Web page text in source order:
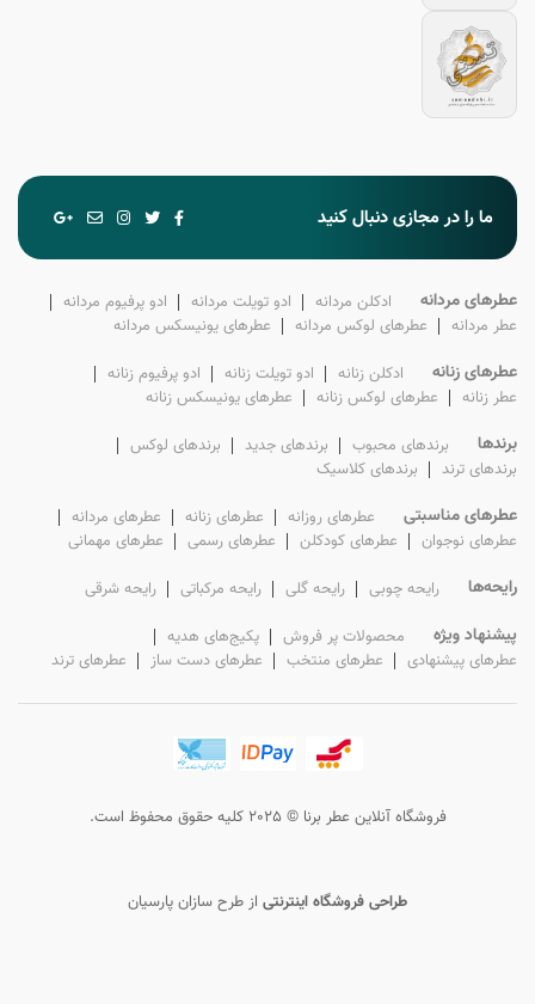
ما را در مجازی دنبال کنید
عطرهای مردانه ادکلن‌ مردانه ادو تویلت‌ مردانه
ادو پرفیوم‌ مردانه
عطر‌ مردانه
عطرهای لوکس‌ مردانه عطرهای یونیسکس مردانه
عطرهای زنانه ادکلن‌ زنانه ادو تویلت‌ زنانه
ادو پرفیوم‌ زنانه
عطر‌ زنانه
عطرهای لوکس‌ زنانه عطرهای یونیسکس زنانه
برندها برندهای محبوب برندهای جدید
برندهای لوکس
برندهای ترند
برندهای کلاسیک
عطرهای مناسبتی عطرهای روزانه عطرهای زنانه
عطرهای مردانه
عطرهای نوجوان
عطرهای کودکلن عطرهای رسمی عطرهای مهمانی
رایحه‌ها رایحه چوبی رایحه گلی رایحه مرکباتی رایحه شرقی
پیشنهاد ویژه محصولات پر فروش
پکیج‌های هدیه
عطرهای پیشنهادی
عطرهای منتخب عطرهای دست ساز عطرهای ترند
فروشگاه آنلاین عطر برنا © 2025 کلیه حقوق محفوظ است.
طراحی فروشگاه اینترنتی از طرح سازان پارسیان